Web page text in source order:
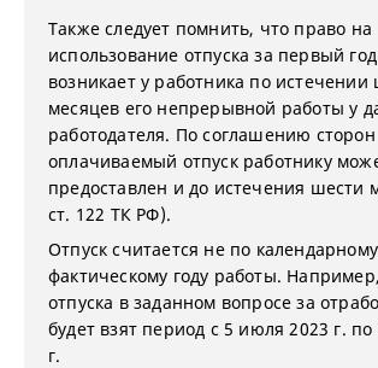
Также следует помнить, что право на
использование отпуска за первый
возникает у работника по истечении
месяцев его непрерывной работы у
работодателя. По соглашению сторон
оплачиваемый отпуск работнику
предоставлен и до истечения шести
ст. 122 ТК РФ).
Отпуск считается не по
фактическому году работы.
отпуска в заданном вопросе за
будет взят период с 5 июля 2023 г.
г.